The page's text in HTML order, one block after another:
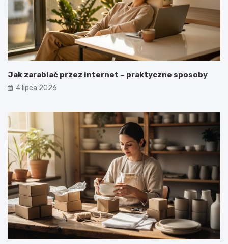
Jak zarabiać przez internet – praktyczne sposoby
4 lipca 2026